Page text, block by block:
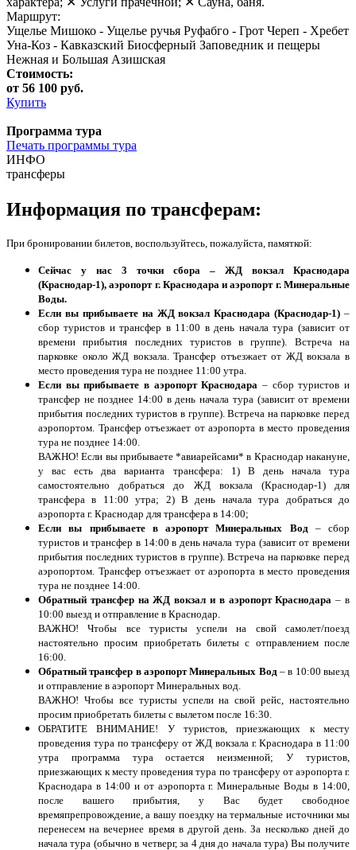
Маршрут:
Ущелье Мишоко - Ущелье ручья Руфабго - Грот Череп - Хребет
Уна-Коз - Кавказский Биосферный Заповедник и пещеры
Нежная и Большая Азишская
Стоимость:
от 56 100 руб.
Купить
Программа тура
Печать программы тура
ИНФО
трансферы
Информация по трансферам:
При бронировании билетов, воспользуйтесь, пожалуйста, памяткой:
Сейчас у нас 3 точки сбора – ЖД вокзал Краснодара
(Краснодар-1), аэропорт г. Краснодара и аэропорт г. Минеральные
Воды.
Если вы прибываете на ЖД вокзал Краснодара (Краснодар-1) –
сбор туристов и трансфер в 11:00 в день начала тура (зависит от
времени прибытия последних туристов в группе). Встреча на
парковке около ЖД вокзала. Трансфер отъезжает от ЖД вокзала в
место проведения тура не позднее 11:00 утра.
Если вы прибываете в аэропорт Краснодара – сбор туристов и
трансфер не позднее 14:00 в день начала тура (зависит от времени
прибытия последних туристов в группе). Встреча на парковке перед
аэропортом. Трансфер отъезжает от аэропорта в место проведения
тура не позднее 14:00.
ВАЖНО! Если вы прибываете *авиарейсами* в Краснодар накануне,
у вас есть два варианта трансфера: 1) В день начала тура
самостоятельно добраться до ЖД вокзала (Краснодар-1) для
трансфера в 11:00 утра; 2) В день начала тура добраться до
аэропорта г. Краснодар для трансфера в 14:00;
Если вы прибываете в аэропорт Минеральных Вод– сбор
туристов и трансфер в 14:00 в день начала тура (зависит от времени
прибытия последних туристов в группе). Встреча на парковке перед
аэропортом. Трансфер отъезжает от аэропорта в место проведения
тура не позднее 14:00.
Обратный трансфер на ЖД вокзал и в аэропорт Краснодара – в
10:00 выезд и отправление в Краснодар.
ВАЖНО! Чтобы все туристы успели на свой самолет/поезд
настоятельно просим приобретать билеты с отправлением после
16:00.
Обратный трансфер в аэропорт Минеральных Вод– в 10:00 выезд
и отправление в аэропорт Минеральных вод.
ВАЖНО! Чтобы все туристы успели на свой рейс, настоятельно
просим приобретать билеты с вылетом после 16:30.
ОБРАТИТЕ ВНИМАНИЕ! У туристов, приезжающих к месту
проведения тура по трансферу от ЖД вокзала г. Краснодара в 11:00
утра программа тура остается неизменной; У туристов,
приезжающих к месту проведения тура по трансферу от аэропорта г.
Краснодара в 14:00 и от аэропорта г. Минеральные Воды в 14:00,
после вашего прибытия, у Вас будет свободное
времяпрепровождение, а вашу поездку на термальные источники мы
перенесем на вечернее время в другой день. За несколько дней до
начала тура (обычно в четверг, за 4 дня до начала тура) Вы получите